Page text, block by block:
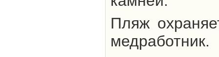
Пляж
медработник.